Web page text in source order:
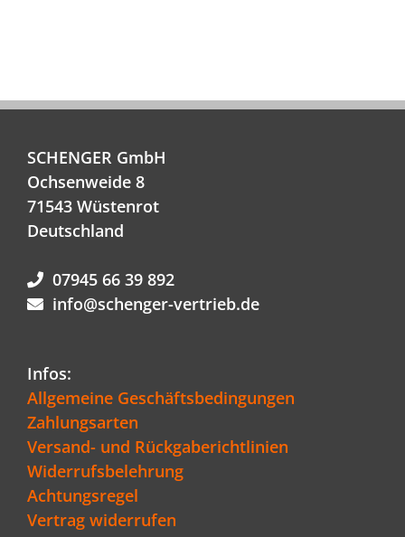
SCHENGER GmbH
Ochsenweide 8
71543 Wüstenrot
Deutschland
07945 66 39 892
info@schenger-vertrieb.de
Infos:
Allgemeine Geschäftsbedingungen
Zahlungsarten
Versand- und Rückgaberichtlinien
Widerrufsbelehrung
Achtungsregel
Vertrag widerrufen